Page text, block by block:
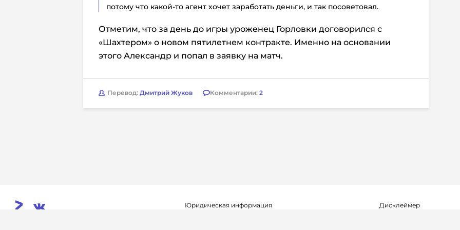
потому что какой-то агент хочет заработать деньги, и так посоветовал.
Отметим, что за день до игры уроженец Горловки договорился с
«Шахтером» о новом пятилетнем контракте. Именно на основании
этого Александр и попал в заявку на матч.
Перевод: Дмитрий Жуков Комментарии: 2
Юридическая информация Дисклеймер